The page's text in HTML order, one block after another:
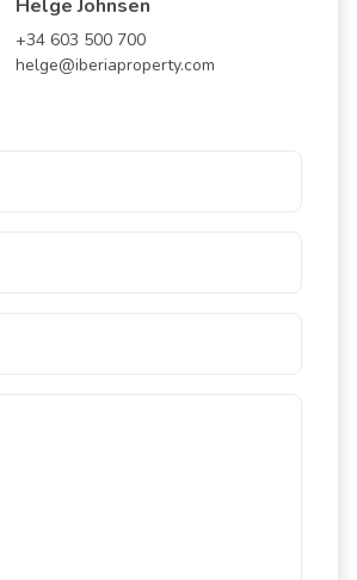
Helge Johnsen
+34 603 500 700
helge@iberiaproperty.com